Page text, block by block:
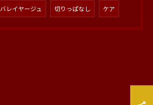
バレイヤージュ 切りっぱなし ケア